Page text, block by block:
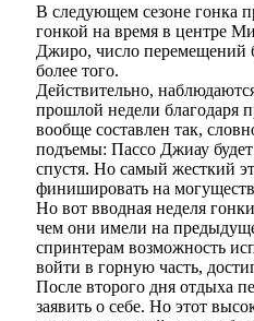
В следующем сезоне гонка
гонкой на время в центре
Джиро, число перемещений
более того.
Действительно,
прошлой недели благодаря
вообще составлен так,
подъемы: Пассо Джиау
спустя. Но самый жесткий
финишировать на
Но вот вводная неделя
чем они имели на
спринтерам возможность
войти в горную часть,
После второго дня отдыха
заявить о себе. Но этот